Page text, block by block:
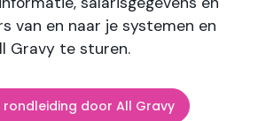
van en naar je systemen en
Gravy te sturen.
rondleiding door All Gravy